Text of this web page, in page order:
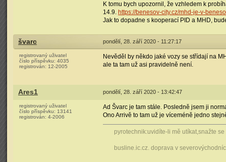
K tomu bych upozornil, že vzhledem k
14.9. https://benesov-city.cz/mhd-je-v-
Jak to dopadne s kooperací PID a MHD,
švarc pondělí, 28. září 2020 - 11:27:17
registrovaný uživatel
číslo příspěvku: 4035
registrován: 12-2005
Nevěděl by někdo jaké vozy se střídají na
ale ta tam už asi pravidelně není.
Ares1 pondělí, 28. září 2020 - 13:42:47
registrovaný uživatel
číslo příspěvku: 13141
registrován: 4-2006
Ad Švarc je tam stále. Posledně jsem ji
Ono Arrivě to tam už je víceméně jedno
pyrotechnik:uvidíte-li mě utíkat,snažte
busline.ic.cz. doprava v